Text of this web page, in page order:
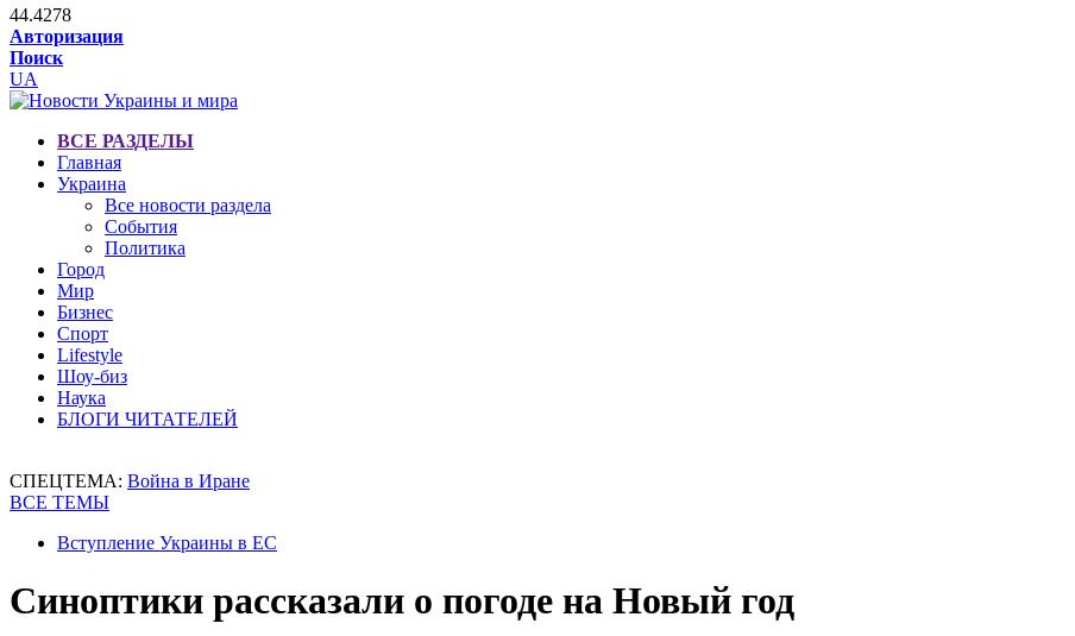
44.4278
Авторизация
Поиск
UA
ВСЕ РАЗДЕЛЫ
Главная
Украина
Все новости раздела
События
Политика
Город
Мир
Бизнес
Спорт
Lifestyle
Шоу-биз
Наука
БЛОГИ ЧИТАТЕЛЕЙ
СПЕЦТЕМА: Война в Иране
ВСЕ ТЕМЫ
Вступление Украины в ЕС
Синоптики рассказали о погоде на Новый год